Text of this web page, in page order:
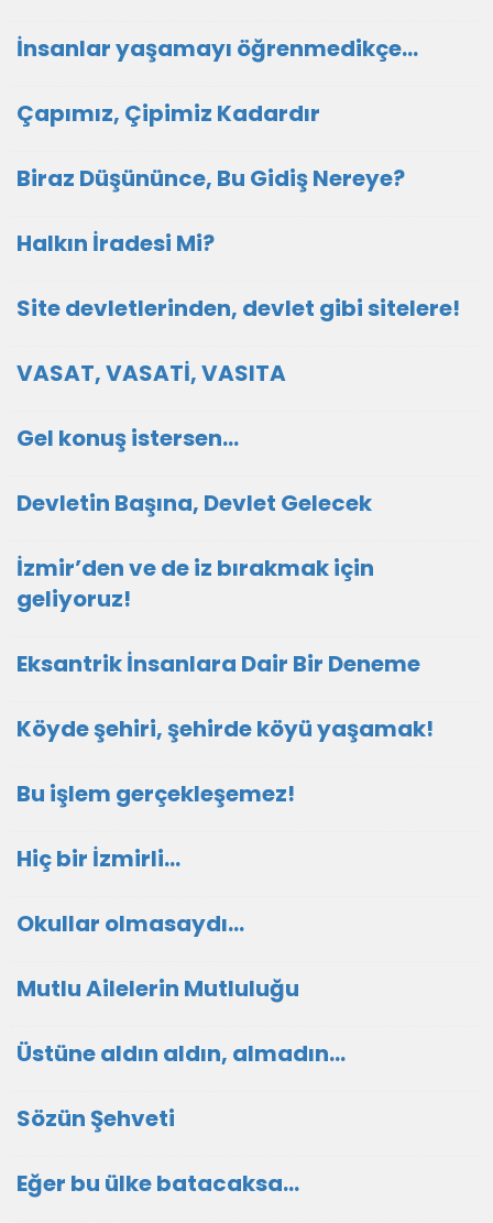
İnsanlar yaşamayı öğrenmedikçe...
Çapımız, Çipimiz Kadardır
Biraz Düşününce, Bu Gidiş Nereye?
Halkın İradesi Mi?
Site devletlerinden, devlet gibi sitelere!
VASAT, VASATİ, VASITA
Gel konuş istersen...
Devletin Başına, Devlet Gelecek
İzmir’den ve de iz bırakmak için
geliyoruz!
Eksantrik İnsanlara Dair Bir Deneme
Köyde şehiri, şehirde köyü yaşamak!
Bu işlem gerçekleşemez!
Hiç bir İzmirli...
Okullar olmasaydı...
Mutlu Ailelerin Mutluluğu
Üstüne aldın aldın, almadın...
Sözün Şehveti
Eğer bu ülke batacaksa...